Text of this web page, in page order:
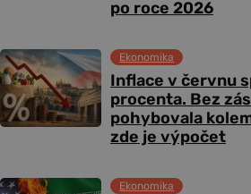
po roce 2026
Inflace v červnu
procenta. Bez
pohybovala
zde je výpočet
Ekonomika
Ekonomika